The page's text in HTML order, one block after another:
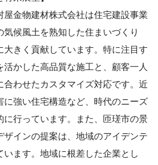
屋金物建材株式会社は住宅建設事業
気候風土を熟知した住まいづくり
大きく貢献しています。特に注目す
かした高品質な施工と、顧客一人
わせたカスタマイズ対応です。近
に強い住宅構造など、時代のニーズ
に行っています。また、匝瑳市の景
インの提案は、地域のアイデンテ
います。地域に根差した企業とし